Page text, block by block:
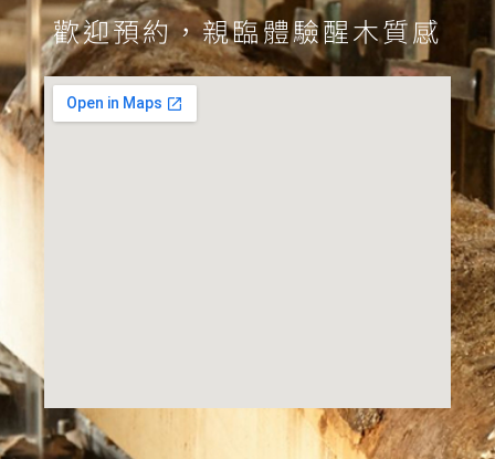
歡迎預約，親臨體驗醒木質感